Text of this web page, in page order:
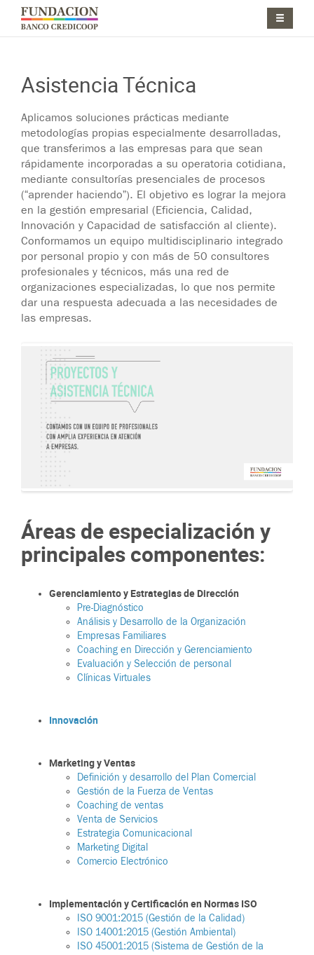
Pasar al contenido principal
Jump to main content
Asistencia Técnica
Aplicamos soluciones prácticas mediante
metodologías propias especialmente desarrolladas,
que transferimos a las empresas para que sean
rápidamente incorporadas a su operatoria cotidiana,
mediante consultorías presenciales de procesos
(“aprender haciendo”). El objetivo es lograr la mejora
en la gestión empresarial (Eficiencia, Calidad,
Innovación y Capacidad de satisfacción al cliente).
Conformamos un equipo multidisciplinario integrado
por personal propio y con más de 50 consultores
profesionales y técnicos, más una red de
organizaciones especializadas, lo que nos permite
dar una respuesta adecuada a las necesidades de
las empresas.
Áreas de especialización y
principales componentes:
Gerenciamiento y Estrategias de Dirección
Pre-Diagnóstico
Análisis y Desarrollo de la Organización
Empresas Familiares
Coaching en Dirección y Gerenciamiento
Evaluación y Selección de personal
Clínicas Virtuales
Innovación
Marketing y Ventas
Definición y desarrollo del Plan Comercial
Gestión de la Fuerza de Ventas
Coaching de ventas
Venta de Servicios
Estrategia Comunicacional
Marketing Digital
Comercio Electrónico
Implementación y Certificación en Normas ISO
ISO 9001:2015 (Gestión de la Calidad)
ISO 14001:2015 (Gestión Ambiental)
ISO 45001:2015 (Sistema de Gestión de la